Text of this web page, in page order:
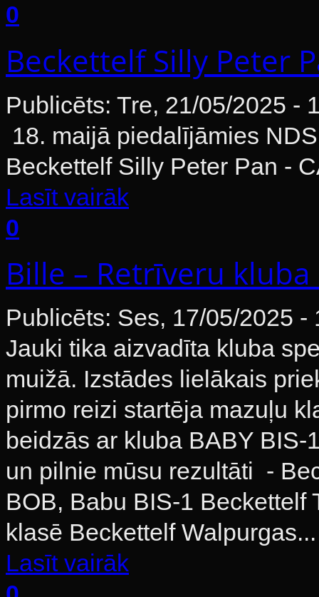
0
Beckettelf Silly Peter
Publicēts: Tre, 21/05/2025 -
18. maijā piedalījāmies
Beckettelf Silly Peter Pan -
Lasīt vairāk
0
Bille – Retrīveru
Publicēts: Ses, 17/05/2025 -
Jauki tika aizvadīta kluba
muižā. Izstādes lielākais
pirmo reizi startēja mazuļu
beidzās ar kluba BABY
un pilnie mūsu rezultāti -
BOB, Babu BIS-1 Beckettelf
klasē Beckettelf Walpurgas...
Lasīt vairāk